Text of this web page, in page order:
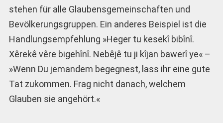
stehen für alle Glaubensgemeinschaften und
Bevölkerungsgruppen. Ein anderes Beispiel ist die
Handlungsempfehlung »Heger tu kesekî bibînî.
Xêrekê vêre bigehînî. Nebêjê tu ji kîjan bawerî ye« –
»Wenn Du jemandem begegnest, lass ihr eine gute
Tat zukommen. Frag nicht danach, welchem
Glauben sie angehört.«